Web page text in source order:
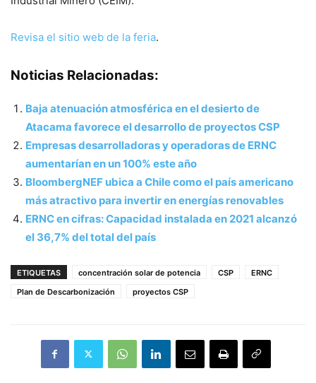
Revisa el sitio web de la feria.
Noticias Relacionadas:
Baja atenuación atmosférica en el desierto de
Atacama favorece el desarrollo de proyectos CSP
Empresas desarrolladoras y operadoras de ERNC
aumentarían en un 100% este año
BloombergNEF ubica a Chile como el país americano
más atractivo para invertir en energías renovables
ERNC en cifras: Capacidad instalada en 2021 alcanzó
el 36,7% del total del país
ETIQUETAS concentración solar de potencia CSP
ERNC
Plan de Descarbonización
proyectos CSP